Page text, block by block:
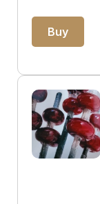
Buy